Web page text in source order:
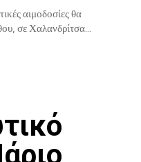
αιμοδοσίες θα
σε Χαλανδρίτσα...